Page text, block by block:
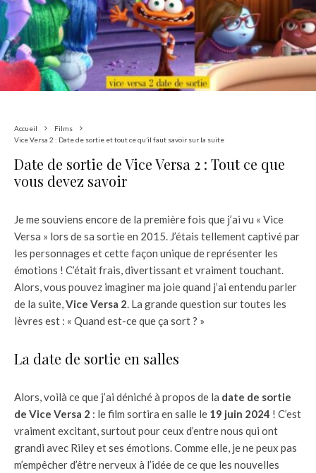
Accueil
Films
Vice Versa 2 : Date de sortie et tout ce qu’il faut savoir sur la suite
Date de sortie de Vice Versa 2 : Tout ce que
vous devez savoir
Je me souviens encore de la première fois que j’ai vu « Vice
Versa » lors de sa sortie en 2015. J’étais tellement captivé par
les personnages et cette façon unique de représenter les
émotions ! C’était frais, divertissant et vraiment touchant.
Alors, vous pouvez imaginer ma joie quand j’ai entendu parler
de la suite,Vice Versa 2. La grande question sur toutes les
lèvres est : « Quand est-ce que ça sort ? »
La date de sortie en salles
Alors, voilà ce que j’ai déniché à propos de la date de sortie
de Vice Versa 2 : le film sortira en salle le 19 juin 2024 ! C’est
vraiment excitant, surtout pour ceux d’entre nous qui ont
grandi avec Riley et ses émotions. Comme elle, je ne peux pas
m’empêcher d’être nerveux à l’idée de ce que les nouvelles